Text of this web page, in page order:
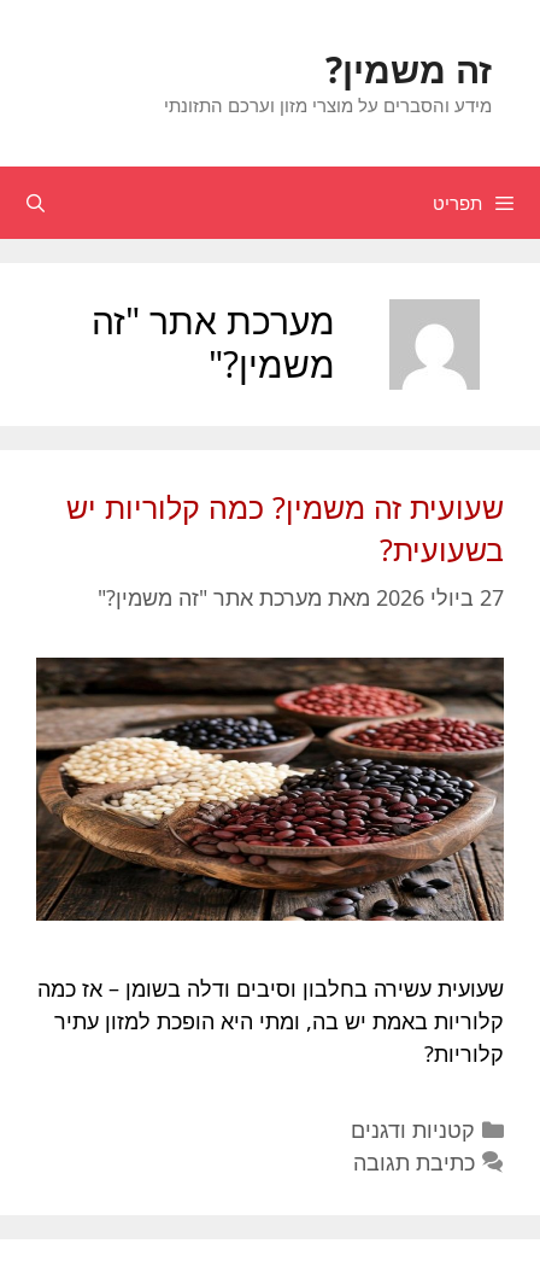
זה משמין?
מידע והסברים על מוצרי מזון וערכם התזונתי
חיפוש תפריט
מערכת אתר "זה
משמין?"
שעועית זה משמין? כמה קלוריות יש
בשעועית?
27 ביולי 2026 מאת מערכת אתר "זה משמין?"
שעועית עשירה בחלבון וסיבים ודלה בשומן – אז כמה
קלוריות באמת יש בה, ומתי היא הופכת למזון עתיר
קלוריות?
קטגוריות
קטניות ודגנים
כתיבת תגובה